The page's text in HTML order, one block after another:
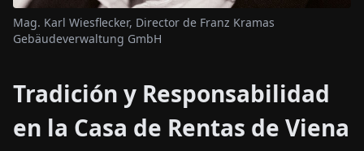
Mag. Karl Wiesflecker, Director de Franz Kramas
Gebäudeverwaltung GmbH
Tradición y Responsabilidad
en la Casa de Rentas de Viena